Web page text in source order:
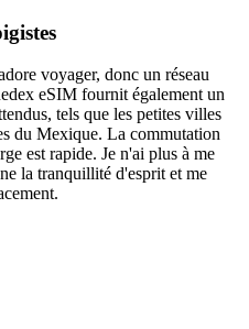
voyager, donc un réseau
eSIM fournit également un
tels que les petites villes
du Mexique. La commutation
est rapide. Je n'ai plus à me
la tranquillité d'esprit et me